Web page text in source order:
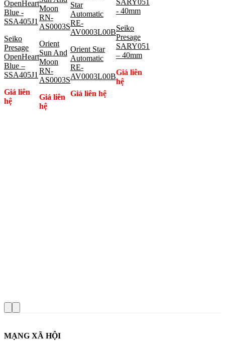
Seiko
Presage
OpenHeart
Blue –
SSA405J1
Giá liên
hệ
Orient
Sun And
Moon
RN-
AS0003S
Giá liên
hệ
Orient Star
Automatic
RE-
AV0003L00B
Giá liên hệ
Seiko
Presage
SARY051
– 40mm
Giá liên
hệ
MẠNG XÃ HỘI